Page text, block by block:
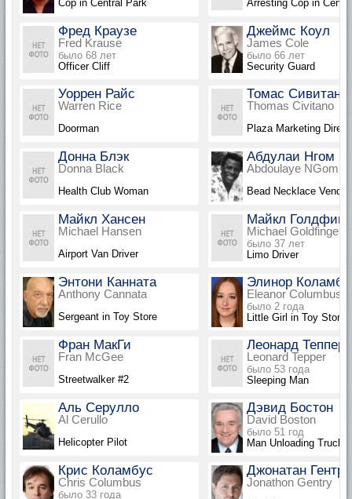
Cop in Central Park Arresting Cop in
Фред Краузе
Fred Krause
было 68 лет
Officer Cliff
Джеймс Коул
James Cole
было 66 лет
Security Guard
Уоррен Райс
Warren Rice
Doorman
Томас Сивитано
Thomas Civitano
Plaza Marketing
Донна Блэк
Donna Black
Health Club Woman
Абдулаи Нгом
Abdoulaye NGom
Bead Necklace Vendor
Майкл Хансен
Michael Hansen
Airport Van Driver
Майкл
Michael Goldfinger
было 37 лет
Limo Driver
Энтони Канната
Anthony Cannata
Sergeant in Toy Store
Элинор
Eleanor Columbus
было 2 года
Little Girl in Toy Store
Фран МакГи
Fran McGee
Streetwalker #2
Леонард Теппер
Leonard Tepper
было 53 года
Sleeping Man
Аль Серулло
Al Cerullo
Helicopter Pilot
Дэвид Бостон
David Boston
было 51 год
Man Unloading Truck,
Крис Коламбус
Chris Columbus
было 33 года
Джонатан Гентри
Jonathon Gentry